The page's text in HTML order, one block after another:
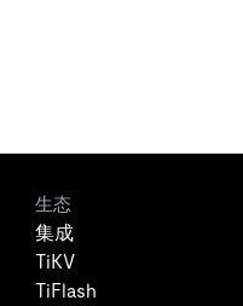
生态
集成
TiKV
TiFlash